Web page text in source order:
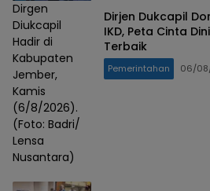
Dirgen
Diukcapil
Hadir di
Kabupaten
Jember,
Kamis
(6/8/2026).
(Foto: Badri/
Lensa
Nusantara)
Dirjen Dukcapil
IKD, Peta Cinta
Terbaik
Pemerintahan 06/